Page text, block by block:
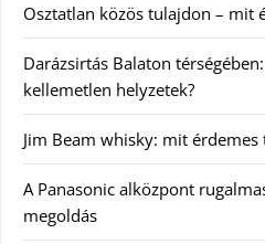
Osztatlan közös tulajdon – mit
Darázsirtás Balaton
kellemetlen helyzetek?
Jim Beam whisky: mit érdemes
A Panasonic alközpont
megoldás